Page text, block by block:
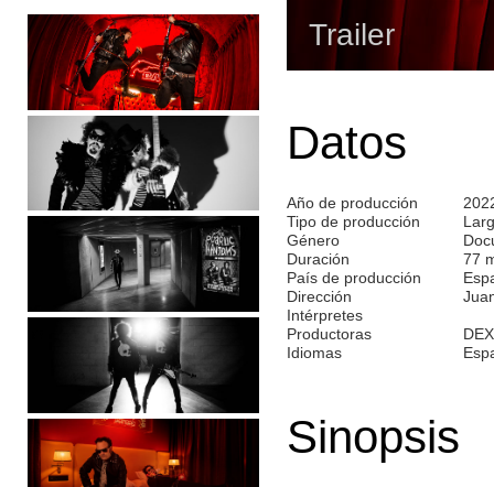
Trailer
Datos
Año de producción
Tipo de producción
Género
Duración
77
País de producción
Dirección
Intérpretes
Productoras
Idiomas
Sinopsis